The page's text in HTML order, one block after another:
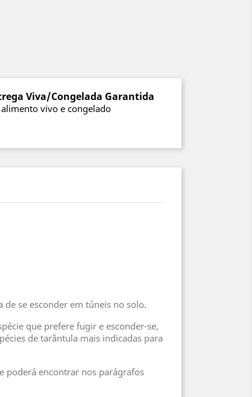
Viva/Congelada Garantida
alimento vivo e congelado
de se esconder em túneis no solo.
que prefere fugir e esconder-se,
de tarântula mais indicadas para
poderá encontrar nos parágrafos